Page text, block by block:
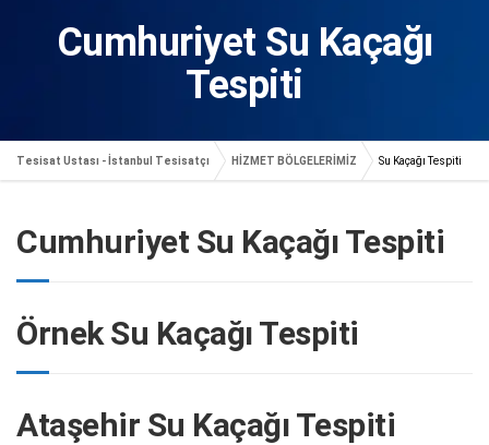
Cumhuriyet Su Kaçağı
Tespiti
Tesisat Ustası - İstanbul Tesisatçı HİZMET BÖLGELERİMİZ Su Kaçağı Tespiti
Cumhuriyet Su Kaçağı Tespiti
Örnek Su Kaçağı Tespiti
Ataşehir Su Kaçağı Tespiti